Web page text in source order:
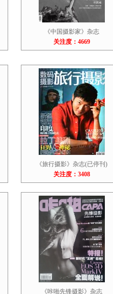
《中国摄影家》杂志
关注度：4669
《旅行摄影》杂志(已停刊)
关注度：3408
《咔啪先锋摄影》杂志